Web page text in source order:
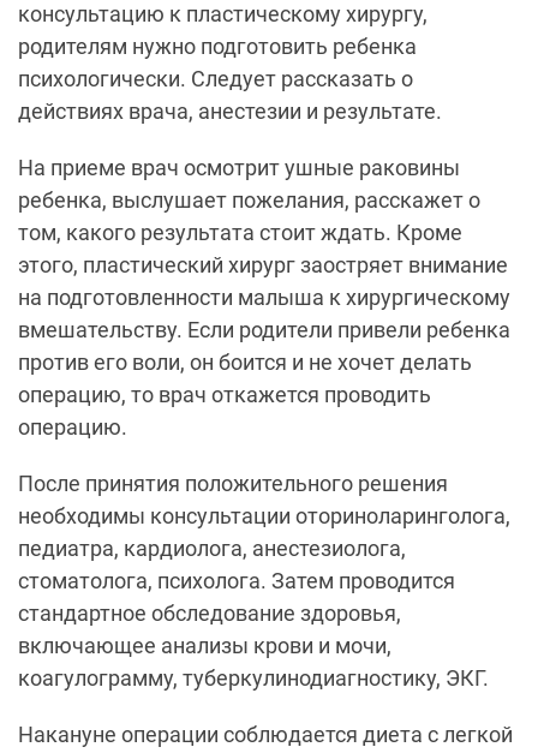
консультацию к пластическому хирургу,
родителям нужно подготовить ребенка
психологически. Следует рассказать о
действиях врача, анестезии и результате.
На приеме врач осмотрит ушные раковины
ребенка, выслушает пожелания, расскажет о
том, какого результата стоит ждать. Кроме
этого, пластический хирург заостряет внимание
на подготовленности малыша к хирургическому
вмешательству. Если родители привели ребенка
против его воли, он боится и не хочет делать
операцию, то врач откажется проводить
операцию.
После принятия положительного решения
необходимы консультации оториноларинголога,
педиатра, кардиолога, анестезиолога,
стоматолога, психолога. Затем проводится
стандартное обследование здоровья,
включающее анализы крови и мочи,
коагулограмму, туберкулинодиагностику, ЭКГ.
Накануне операции соблюдается диета с легкой